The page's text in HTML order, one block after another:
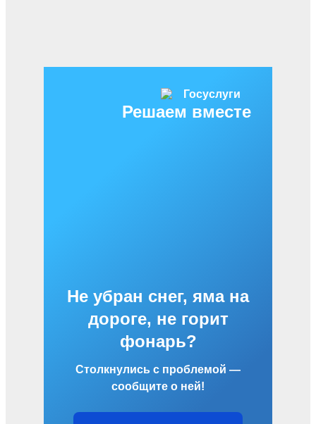
Решаем вместе
Не убран снег, яма на
дороге, не горит
фонарь?
Столкнулись с проблемой —
сообщите о ней!